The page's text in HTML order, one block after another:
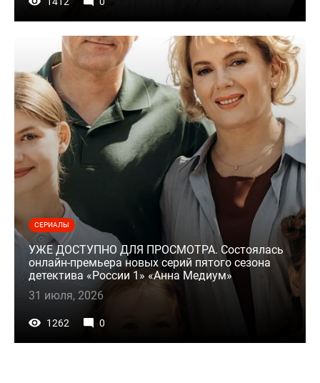
СЕРИАЛЫ
УЖЕ ДОСТУПНО ДЛЯ ПРОСМОТРА. Состоялась
онлайн-премьера новых серий пятого сезона
детектива «России 1» «Анна Медиум»
31 июля, 2026
1262 0